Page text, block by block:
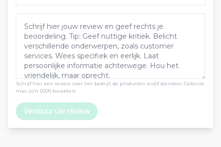
Schrijf hier een review over het bedrijf, de producten en/of diensten. Gebruik
max zo’n 5000 karakters
Verstuur uw review